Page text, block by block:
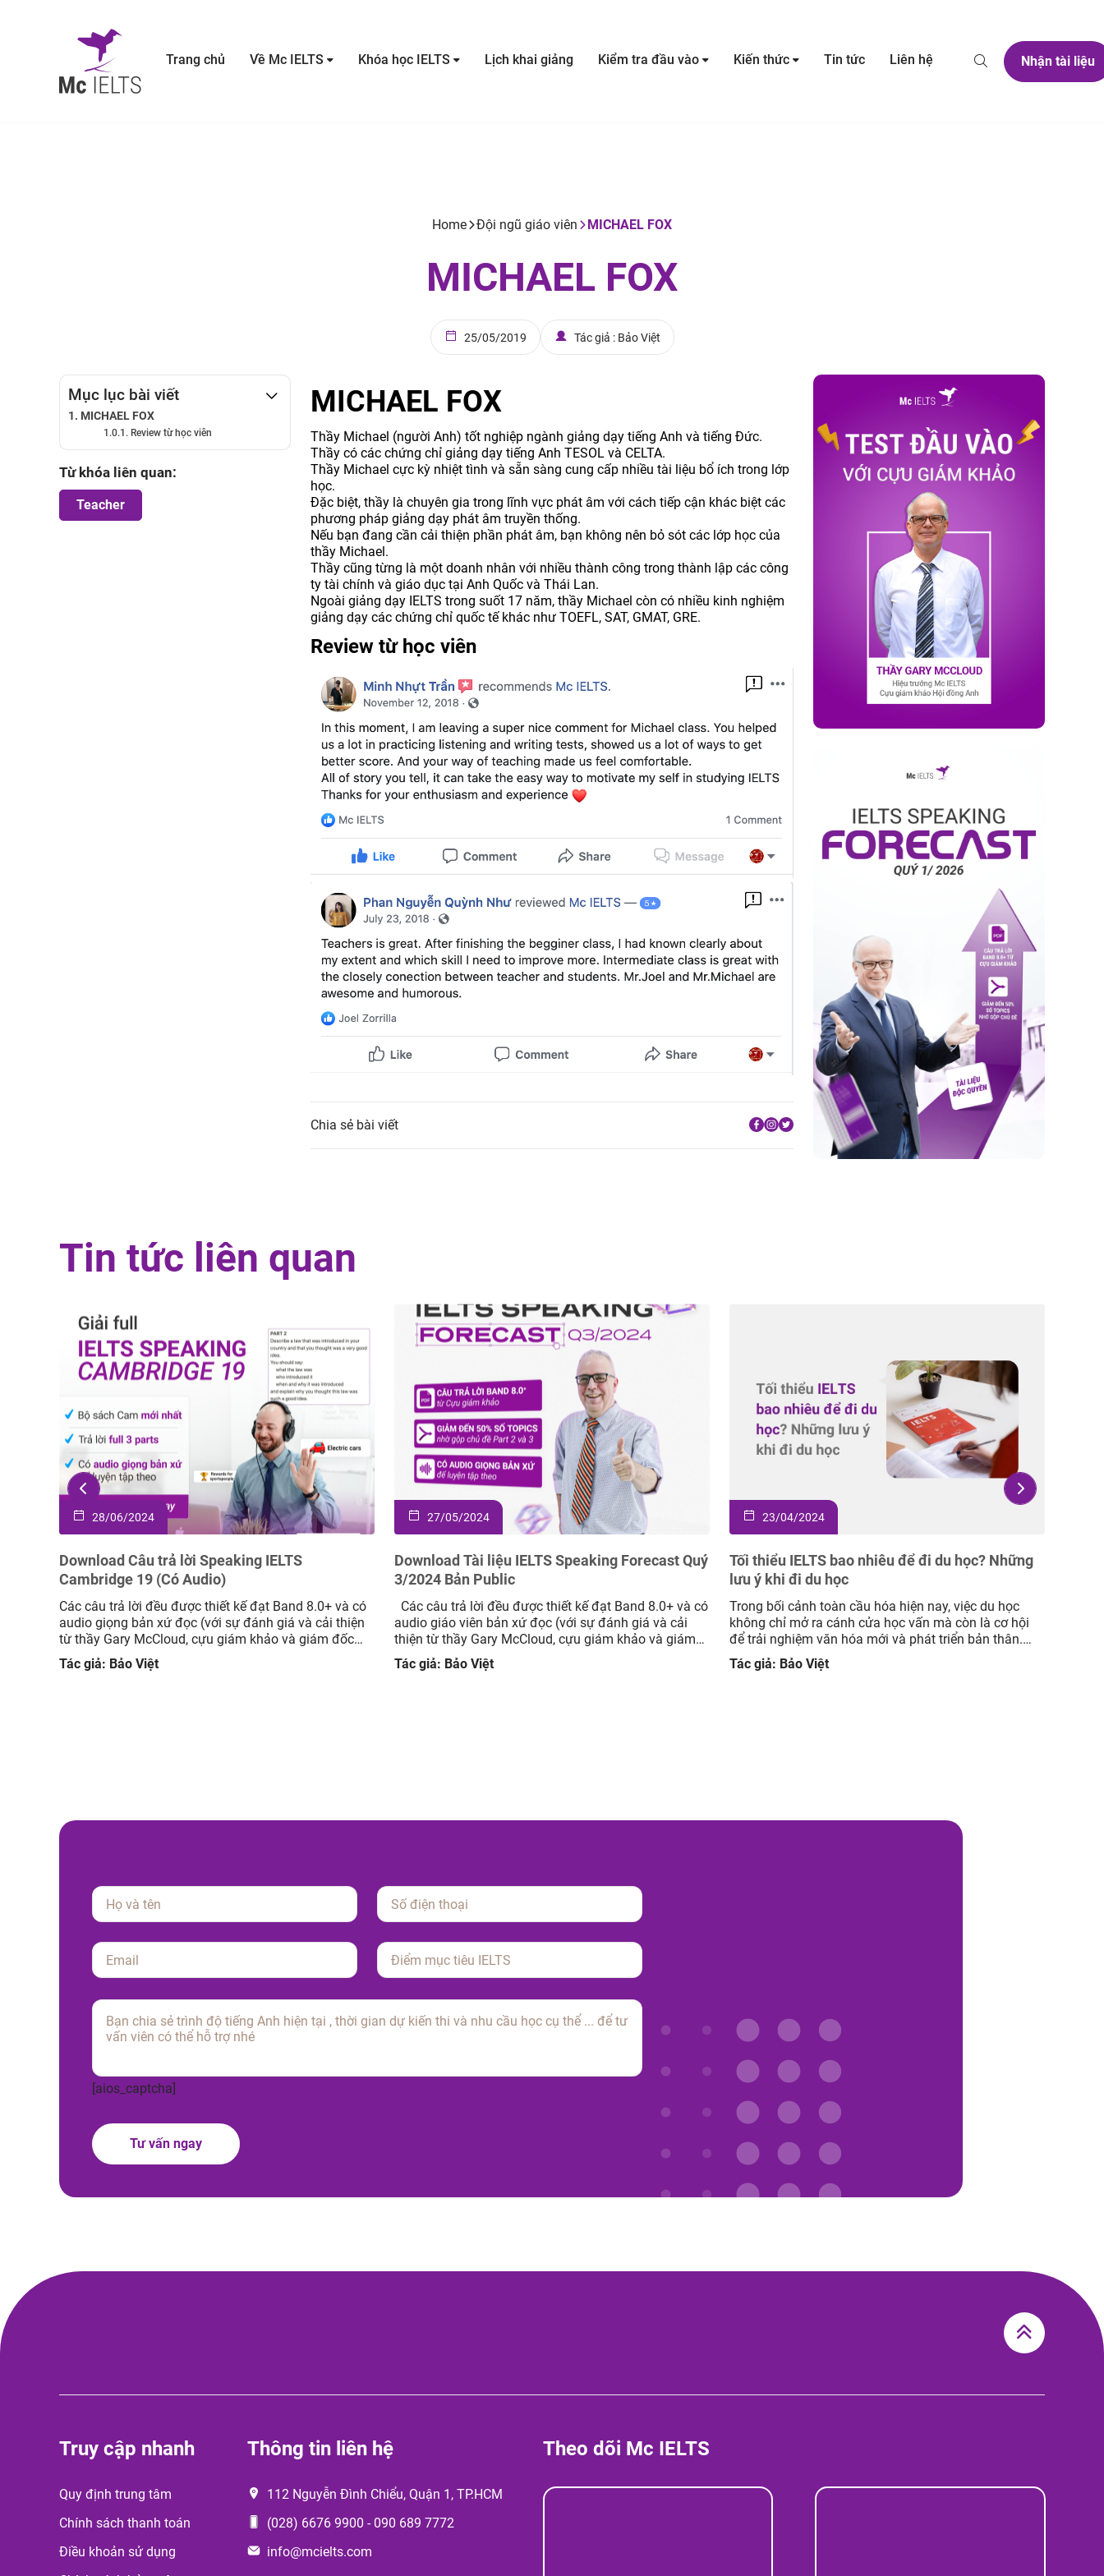
Trang chủ Về Mc IELTS Khóa học IELTS Lịch khai giảng Kiểm tra đầu vào Kiến thức Tin tức Liên hệ Nhận tài liệu
Home Đội ngũ giáo viên MICHAEL FOX
MICHAEL FOX
25/05/2019 Tác giả : Bảo Việt
Mục lục bài viết
MICHAEL FOX
Review từ học viên
Từ khóa liên quan:
Teacher
MICHAEL FOX
Thầy Michael (người Anh) tốt nghiệp ngành giảng dạy tiếng Anh và tiếng Đức.
Thầy có các chứng chỉ giảng dạy tiếng Anh TESOL và CELTA.
Thầy Michael cực kỳ nhiệt tình và sẵn sàng cung cấp nhiều tài liệu bổ ích trong lớp
học.
Đặc biệt, thầy là chuyên gia trong lĩnh vực phát âm với cách tiếp cận khác biệt các
phương pháp giảng dạy phát âm truyền thống.
Nếu bạn đang cần cải thiện phần phát âm, bạn không nên bỏ sót các lớp học của
thầy Michael.
Thầy cũng từng là một doanh nhân với nhiều thành công trong thành lập các công
ty tài chính và giáo dục tại Anh Quốc và Thái Lan.
Ngoài giảng dạy IELTS trong suốt 17 năm, thầy Michael còn có nhiều kinh nghiệm
giảng dạy các chứng chỉ quốc tế khác như TOEFL, SAT, GMAT, GRE.
Review từ học viên
Chia sẻ bài viết
Tin tức liên quan
28/06/2024
Download Câu trả lời Speaking IELTS
Cambridge 19 (Có Audio)
Các câu trả lời đều được thiết kế đạt Band 8.0+ và có
audio giọng bản xứ đọc (với sự đánh giá và cải thiện
từ thầy Gary McCloud, cựu giám khảo và giám đốc
học thuật tại Mc IELTS) Cách học hiệu quả: Đọc câu
hỏi và tự suy nghĩ câu trả lời của […]
Tác giả: Bảo Việt
27/05/2024
Download Tài liệu IELTS Speaking Forecast Quý
3/2024 Bản Public
Các câu trả lời đều được thiết kế đạt Band 8.0+ và có
audio giáo viên bản xứ đọc (với sự đánh giá và cải
thiện từ thầy Gary McCloud, cựu giám khảo và giám
đốc học thuật tại Mc IELTS) Cách học hiệu quả: Đọc
câu hỏi và tự suy nghĩ câu trả […]
Tác giả: Bảo Việt
23/04/2024
Tối thiểu IELTS bao nhiêu để đi du học? Những
lưu ý khi đi du học
Trong bối cảnh toàn cầu hóa hiện nay, việc du học
không chỉ mở ra cánh cửa học vấn mà còn là cơ hội
để trải nghiệm văn hóa mới và phát triển bản thân.
Trong số các yêu cầu quan trọng để bước chân vào
hành trình du học, điểm số IELTS hầu như […]
Tác giả: Bảo Việt
leave
this
field
[aios_captcha]
Tư vấn ngay
Truy cập nhanh
Quy định trung tâm
Chính sách thanh toán
Điều khoản sử dụng
Thông tin liên hệ
112 Nguyễn Đình Chiểu, Quận 1, TP.HCM
(028) 6676 9900 - 090 689 7772
info@mcielts.com
Theo dõi Mc IELTS